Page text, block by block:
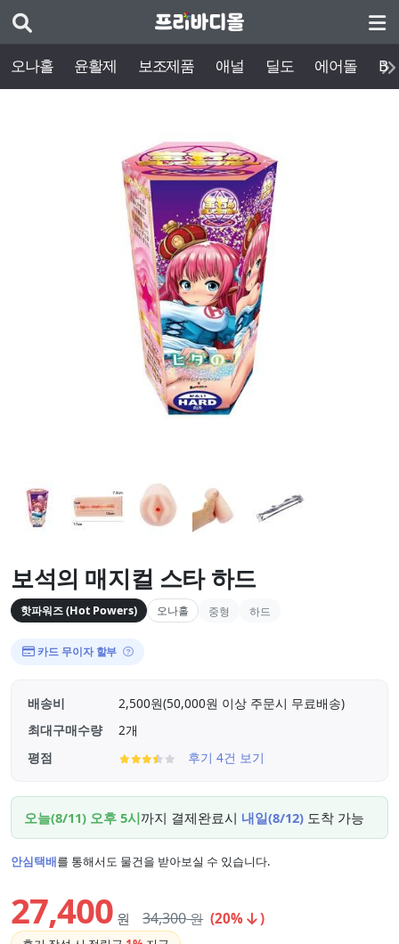
오나홀 윤활제 보조제품 애널 딜도 에어돌
보석의 매지컬 스타 하드
핫파워즈 (Hot Powers) 오나홀 중형 하드
카드 무이자 할부
배송비
2,500원(50,000원 이상 주문시 무료배송)
최대구매수량
2개
평점
후기 4건 보기
오늘(8/11) 오후 5시까지 결제완료시 내일(8/12) 도착 가능
안심택배를 통해서도 물건을 받아보실 수 있습니다.
27,400 원 34,300원 (20% )